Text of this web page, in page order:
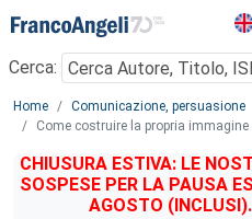
Menu
Cerca:
Main content
Home
Comunicazione, persuasione
Come costruire la propria immagine
CHIUSURA ESTIVA: LE
SOSPESE PER LA PAUSA
AGOSTO